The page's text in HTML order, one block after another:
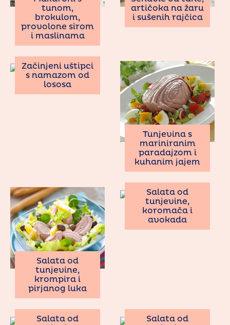
tunom,
brokulom,
provolone sirom
i maslinama
artičoka na žaru
i sušenih rajčica
Začinjeni uštipci
s namazom od
lososa
Tunjevina s
mariniranim
paradajzom i
kuhanim jajem
Salata od
tunjevine,
krompira i
pirjanog luka
Salata od
tunjevine,
koromača i
avokada
Salata od
Salata od